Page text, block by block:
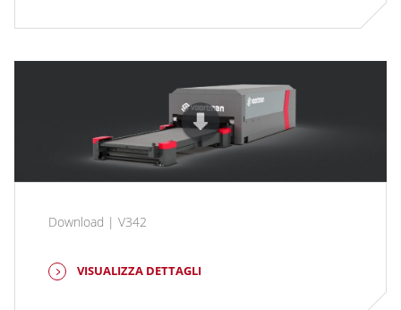
Download | V342
VISUALIZZA DETTAGLI